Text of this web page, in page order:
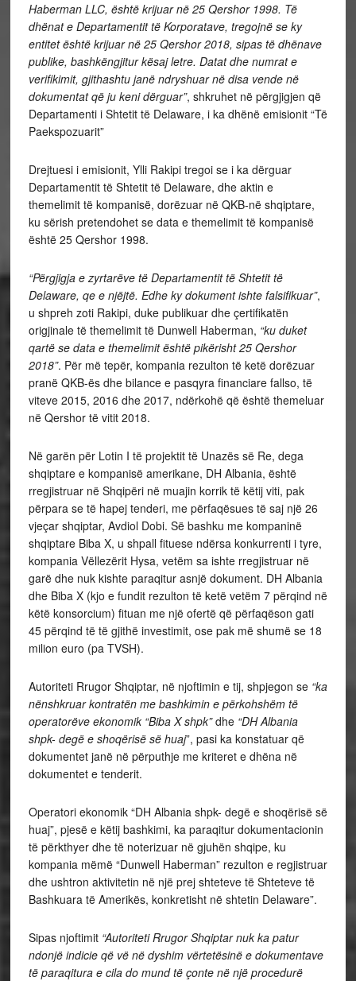
Haberman LLC, është krijuar në 25 Qershor 1998. Të
dhënat e Departamentit të Korporatave, tregojnë se ky
entitet është krijuar në 25 Qershor 2018, sipas të dhënave
publike, bashkëngjitur kësaj letre. Datat dhe numrat e
verifikimit, gjithashtu janë ndryshuar në disa vende në
dokumentat që ju keni dërguar”, shkruhet në përgjigjen që
Departamenti i Shtetit të Delaware, i ka dhënë emisionit “Të
Paekspozuarit”
Drejtuesi i emisionit, Ylli Rakipi tregoi se i ka dërguar
Departamentit të Shtetit të Delaware, dhe aktin e
themelimit të kompanisë, dorëzuar në QKB-në shqiptare,
ku sërish pretendohet se data e themelimit të kompanisë
është 25 Qershor 1998.
“Përgjigja e zyrtarëve të Departamentit të Shtetit të
Delaware, qe e njëjtë. Edhe ky dokument ishte falsifikuar”,
u shpreh zoti Rakipi, duke publikuar dhe çertifikatën
origjinale të themelimit të Dunwell Haberman, “ku duket
qartë se data e themelimit është pikërisht 25 Qershor
2018”. Për më tepër, kompania rezulton të ketë dorëzuar
pranë QKB-ës dhe bilance e pasqyra financiare fallso, të
viteve 2015, 2016 dhe 2017, ndërkohë që është themeluar
në Qershor të vitit 2018.
Në garën për Lotin I të projektit të Unazës së Re, dega
shqiptare e kompanisë amerikane, DH Albania, është
rregjistruar në Shqipëri në muajin korrik të këtij viti, pak
përpara se të hapej tenderi, me përfaqësues të saj një 26
vjeçar shqiptar, Avdiol Dobi. Së bashku me kompaninë
shqiptare Biba X, u shpall fituese ndërsa konkurrenti i tyre,
kompania Vëllezërit Hysa, vetëm sa ishte rregjistruar në
garë dhe nuk kishte paraqitur asnjë dokument. DH Albania
dhe Biba X (kjo e fundit rezulton të ketë vetëm 7 përqind në
këtë konsorcium) fituan me një ofertë që përfaqëson gati
45 përqind të të gjithë investimit, ose pak më shumë se 18
milion euro (pa TVSH).
Autoriteti Rrugor Shqiptar, në njoftimin e tij, shpjegon se “ka
nënshkruar kontratën me bashkimin e përkohshëm të
operatorëve ekonomik “Biba X shpk”dhe “DH Albania
shpk- degë e shoqërisë së huaj”, pasi ka konstatuar që
dokumentet janë në përputhje me kriteret e dhëna në
dokumentet e tenderit.
Operatori ekonomik “DH Albania shpk- degë e shoqërisë së
huaj”, pjesë e këtij bashkimi, ka paraqitur dokumentacionin
të përkthyer dhe të noterizuar në gjuhën shqipe, ku
kompania mëmë “Dunwell Haberman” rezulton e regjistruar
dhe ushtron aktivitetin në një prej shteteve të Shteteve të
Bashkuara të Amerikës, konkretisht në shtetin Delaware”.
Sipas njoftimit “Autoriteti Rrugor Shqiptar nuk ka patur
ndonjë indicie që vë në dyshim vërtetësinë e dokumentave
të paraqitura e cila do mund të çonte në një procedurë